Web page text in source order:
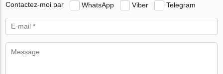
Contactez-moi par WhatsApp Viber Telegram